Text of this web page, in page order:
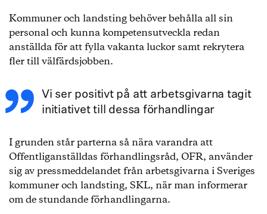
Kommuner och landsting behöver behålla all sin
personal och kunna kompetensutveckla redan
anställda för att fylla vakanta luckor samt rekrytera
fler till välfärdsjobben.
Vi ser positivt på att arbetsgivarna tagit
initiativet till dessa förhandlingar
I grunden står parterna så nära varandra att
Offentliganställdas förhandlingsråd, OFR, använder
sig av pressmeddelandet från arbetsgivarna i Sveriges
kommuner och landsting, SKL, när man informerar
om de stundande förhandlingarna.